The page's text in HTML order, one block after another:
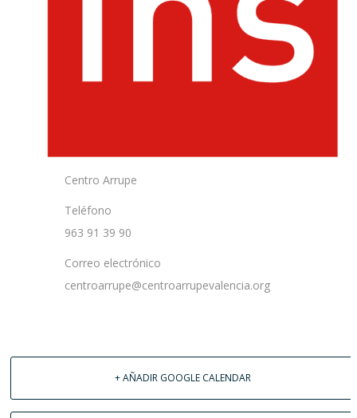
Centro Arrupe
Teléfono
963 91 39 90
Correo electrónico
centroarrupe@centroarrupevalencia.org
+ AÑADIR GOOGLE CALENDAR